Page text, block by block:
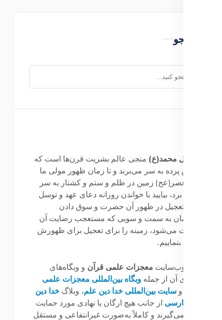
جستجو
قائم آل محمد(ع) منجی عالم بشریت قرن‌ها است که
در پس پرده به سر می‌برند و تا زمان ظهور مولی ما
امام عصر(عج) زمین در ظلم و ستم و کشتار به سر
خواهد برد، بیایید با خواندن روزانه دعای عهد و توسل
جهت تعجیل در ظهور آن حضرت و سوق دادن
اعمالمان به سمت و سویی که مستعجب رضایت آن
حضرت می‌شود، زمینه را برای تعجیل برای ظهورش
محقق بنماییم.
وب‌سایت معجزات علمی قرآن و وبگاه‌های
اقماری آن از جمله وبگاه بین‌المللی معجزات علمی
و سایت بین‌المللی خدا دین علم، وبلاگ خدا دین
علم فارسی از جانب هیچ ارگان یا نهادی مورد حمایت
قرار نمی‌گیرند و کاملاً به‌صورت غیرانتفاعی و مستقل